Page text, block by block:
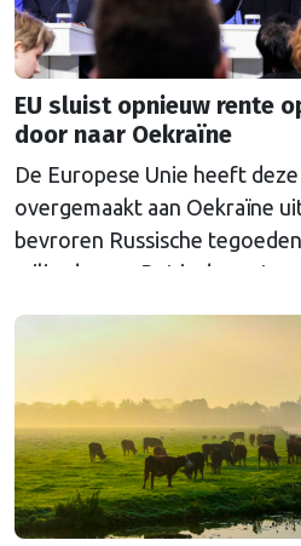
EU sluist opnieuw rente
door naar Oekraïne
De Europese Unie heeft
overgemaakt aan Oekraïne
bevroren Russische
miljard euro. Dat is de rente
Euroclear parkeerde. De EU